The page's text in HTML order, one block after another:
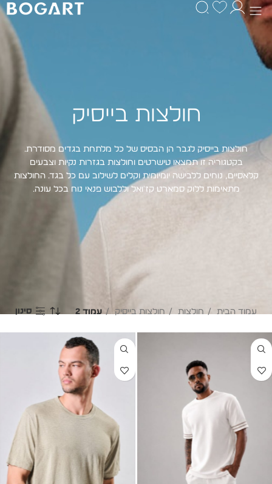
חולצות בייסיק
חולצות בייסיק לגבר הן הבסיס של כל מלתחת בגדים מסודרת.
בקטגוריה זו תמצאו טישרטים וחולצות בגזרות נקיות וצבעים
קלאסיים, נוחים ללבישה יומיומית וקלים לשילוב עם כל בגד. החולצות
מתאימות ללוק סמארט קז'ואל וללבוש פנאי נוח בכל עונה.
עמוד הבית חולצות חולצות בייסיק עמוד 2 סינון